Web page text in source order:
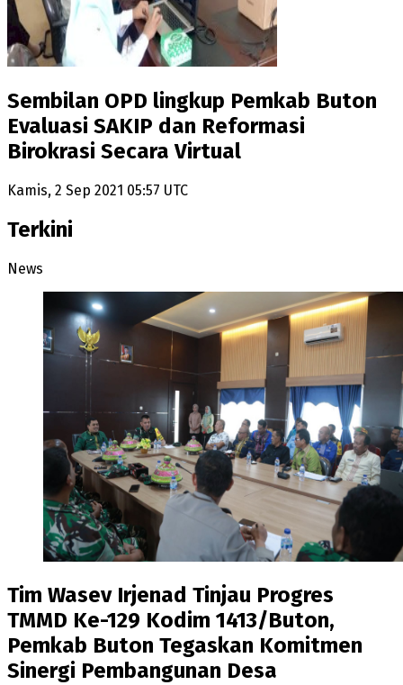
Sembilan OPD lingkup Pemkab Buton
Evaluasi SAKIP dan Reformasi
Birokrasi Secara Virtual
Kamis, 2 Sep 2021 05:57 UTC
Terkini
News
Tim Wasev Irjenad Tinjau Progres
TMMD Ke-129 Kodim 1413/Buton,
Pemkab Buton Tegaskan Komitmen
Sinergi Pembangunan Desa